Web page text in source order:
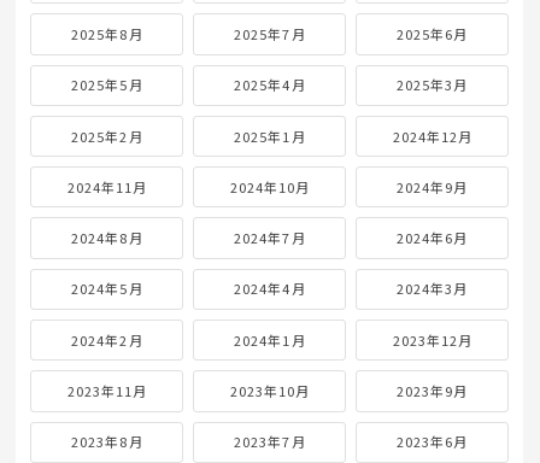
2025年8月 2025年7月 2025年6月
2025年5月 2025年4月 2025年3月
2025年2月 2025年1月 2024年12月
2024年11月 2024年10月 2024年9月
2024年8月 2024年7月 2024年6月
2024年5月 2024年4月 2024年3月
2024年2月 2024年1月 2023年12月
2023年11月 2023年10月 2023年9月
2023年8月 2023年7月 2023年6月